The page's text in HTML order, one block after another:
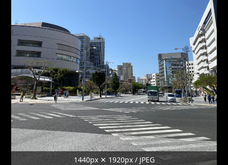
1440px ✕ 1920px / JPEG